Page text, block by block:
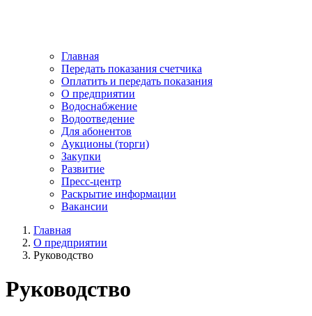
Главная
Передать показания счетчика
Оплатить и передать показания
О предприятии
Водоснабжение
Водоотведение
Для абонентов
Аукционы (торги)
Закупки
Развитие
Пресс-центр
Раскрытие информации
Вакансии
Главная
О предприятии
Руководство
Руководство